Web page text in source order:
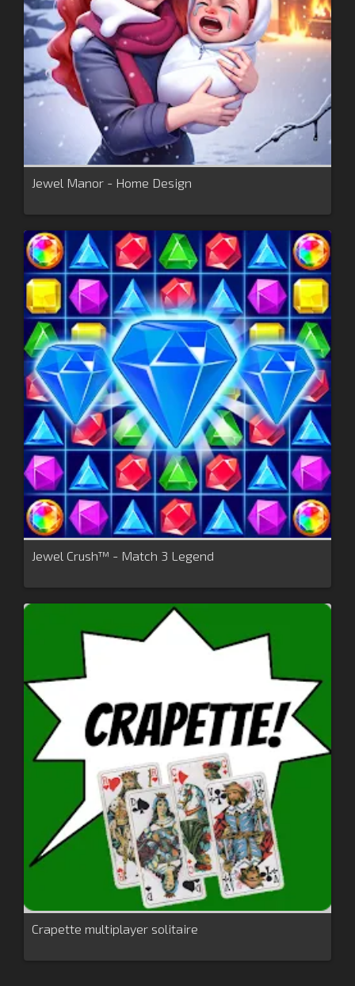
Jewel Manor - Home Design
Jewel Crush™ - Match 3 Legend
Crapette multiplayer solitaire